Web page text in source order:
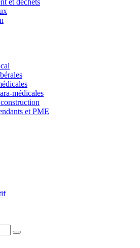
et déchets
médicales
et PME